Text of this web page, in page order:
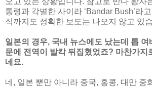
통령과 각별한 사이라 ‘Bandar Bush’라
직까지도 정확한 보도는 나오지 않고 있
일본의 경우, 국내 뉴스에도 났는데 톱 여
문에 전역이 발칵 뒤집혔었죠? 마찬가지
네요.
네, 일본 뿐만 아니라 중국, 홍콩, 대만 중